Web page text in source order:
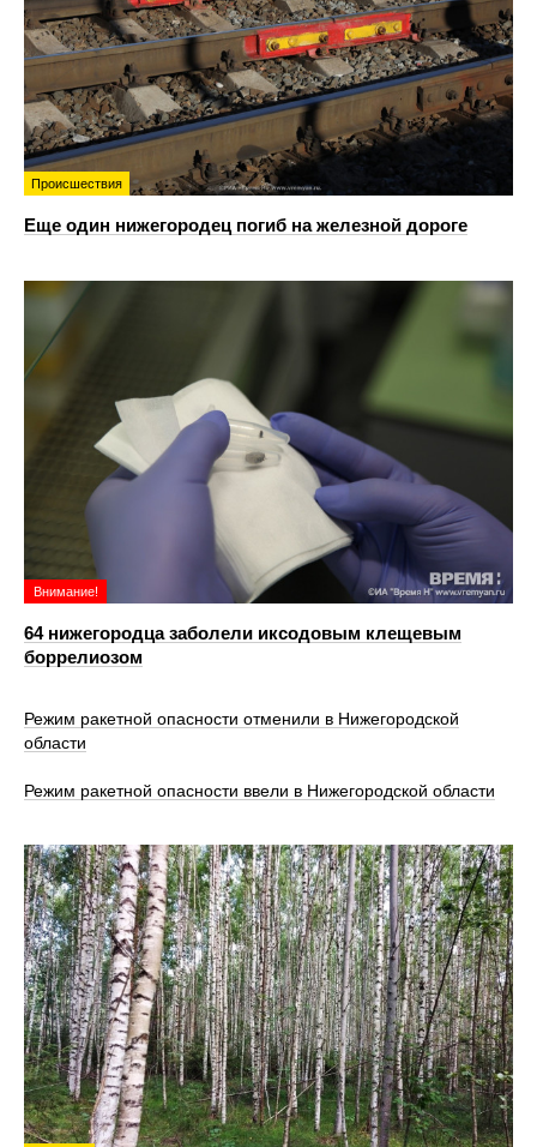
Происшествия
Еще один нижегородец погиб на железной дороге
Внимание!
64 нижегородца заболели иксодовым клещевым
боррелиозом
Режим ракетной опасности отменили в Нижегородской
области
Режим ракетной опасности ввели в Нижегородской области